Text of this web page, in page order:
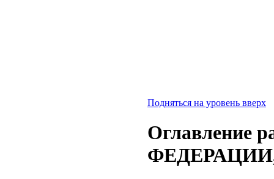
Подняться на уровень вверх
Оглавление